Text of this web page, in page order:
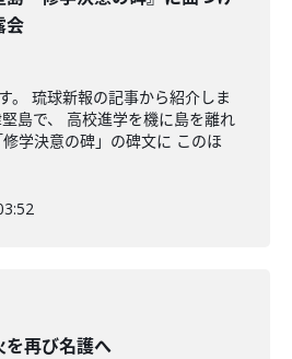
会
。 琉球新報の記事から紹介しま
島で、 高校進学を機に島を離れ
学決意の碑」の碑文に このほ
を再び名護へ